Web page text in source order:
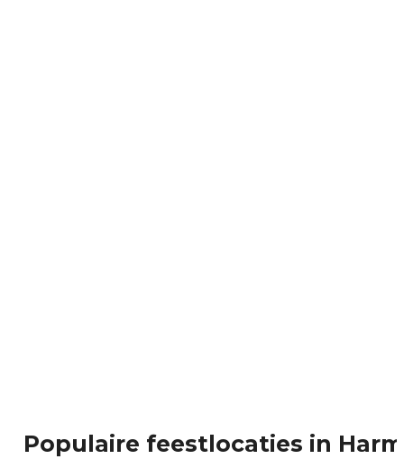
Populaire feestlocaties in